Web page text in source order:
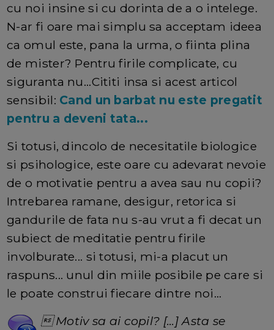
cu noi insine si cu dorinta de a o intelege.
N-ar fi oare mai simplu sa acceptam ideea
ca omul este, pana la urma, o fiinta plina
de mister? Pentru firile complicate, cu
siguranta nu...Cititi insa si acest articol
sensibil: Cand un barbat nu este pregatit
pentru a deveni tata...
Si totusi, dincolo de necesitatile biologice
si psihologice, este oare cu adevarat nevoie
de o motivatie pentru a avea sau nu copii?
Intrebarea ramane, desigur, retorica si
gandurile de fata nu s-au vrut a fi decat un
subiect de meditatie pentru firile
involburate... si totusi, mi-a placut un
raspuns... unul din miile posibile pe care si
le poate construi fiecare dintre noi...
Motiv sa ai copil? [...] Asta se